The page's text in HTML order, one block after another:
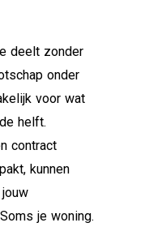
deelt zonder
onder
voor wat
helft.
contract
kunnen
je woning.